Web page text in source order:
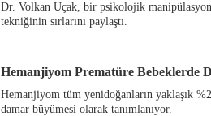
Dr. Volkan Uçak, bir psikolojik
tekniğinin sırlarını paylaştı.
Hemanjiyom Prematüre Bebeklerde
Hemanjiyom tüm yenidoğanların yaklaşık
damar büyümesi olarak tanımlanıyor.